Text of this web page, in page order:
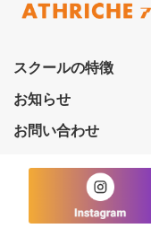
スクールの特徴
お知らせ
お問い合わせ